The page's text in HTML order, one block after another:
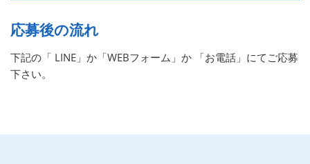
応募後の流れ
下記の「 LINE」か「WEBフォーム」か 「お電話」にてご応募
下さい。